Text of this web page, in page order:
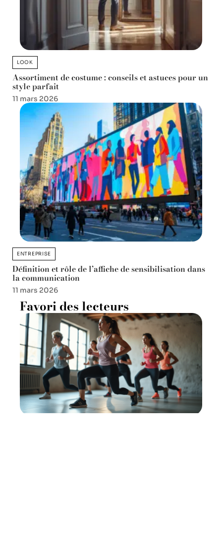
LOOK
Assortiment de costume : conseils et astuces pour un
style parfait
11 mars 2026
ENTREPRISE
Définition et rôle de l’affiche de sensibilisation dans
la communication
11 mars 2026
Favori des lecteurs